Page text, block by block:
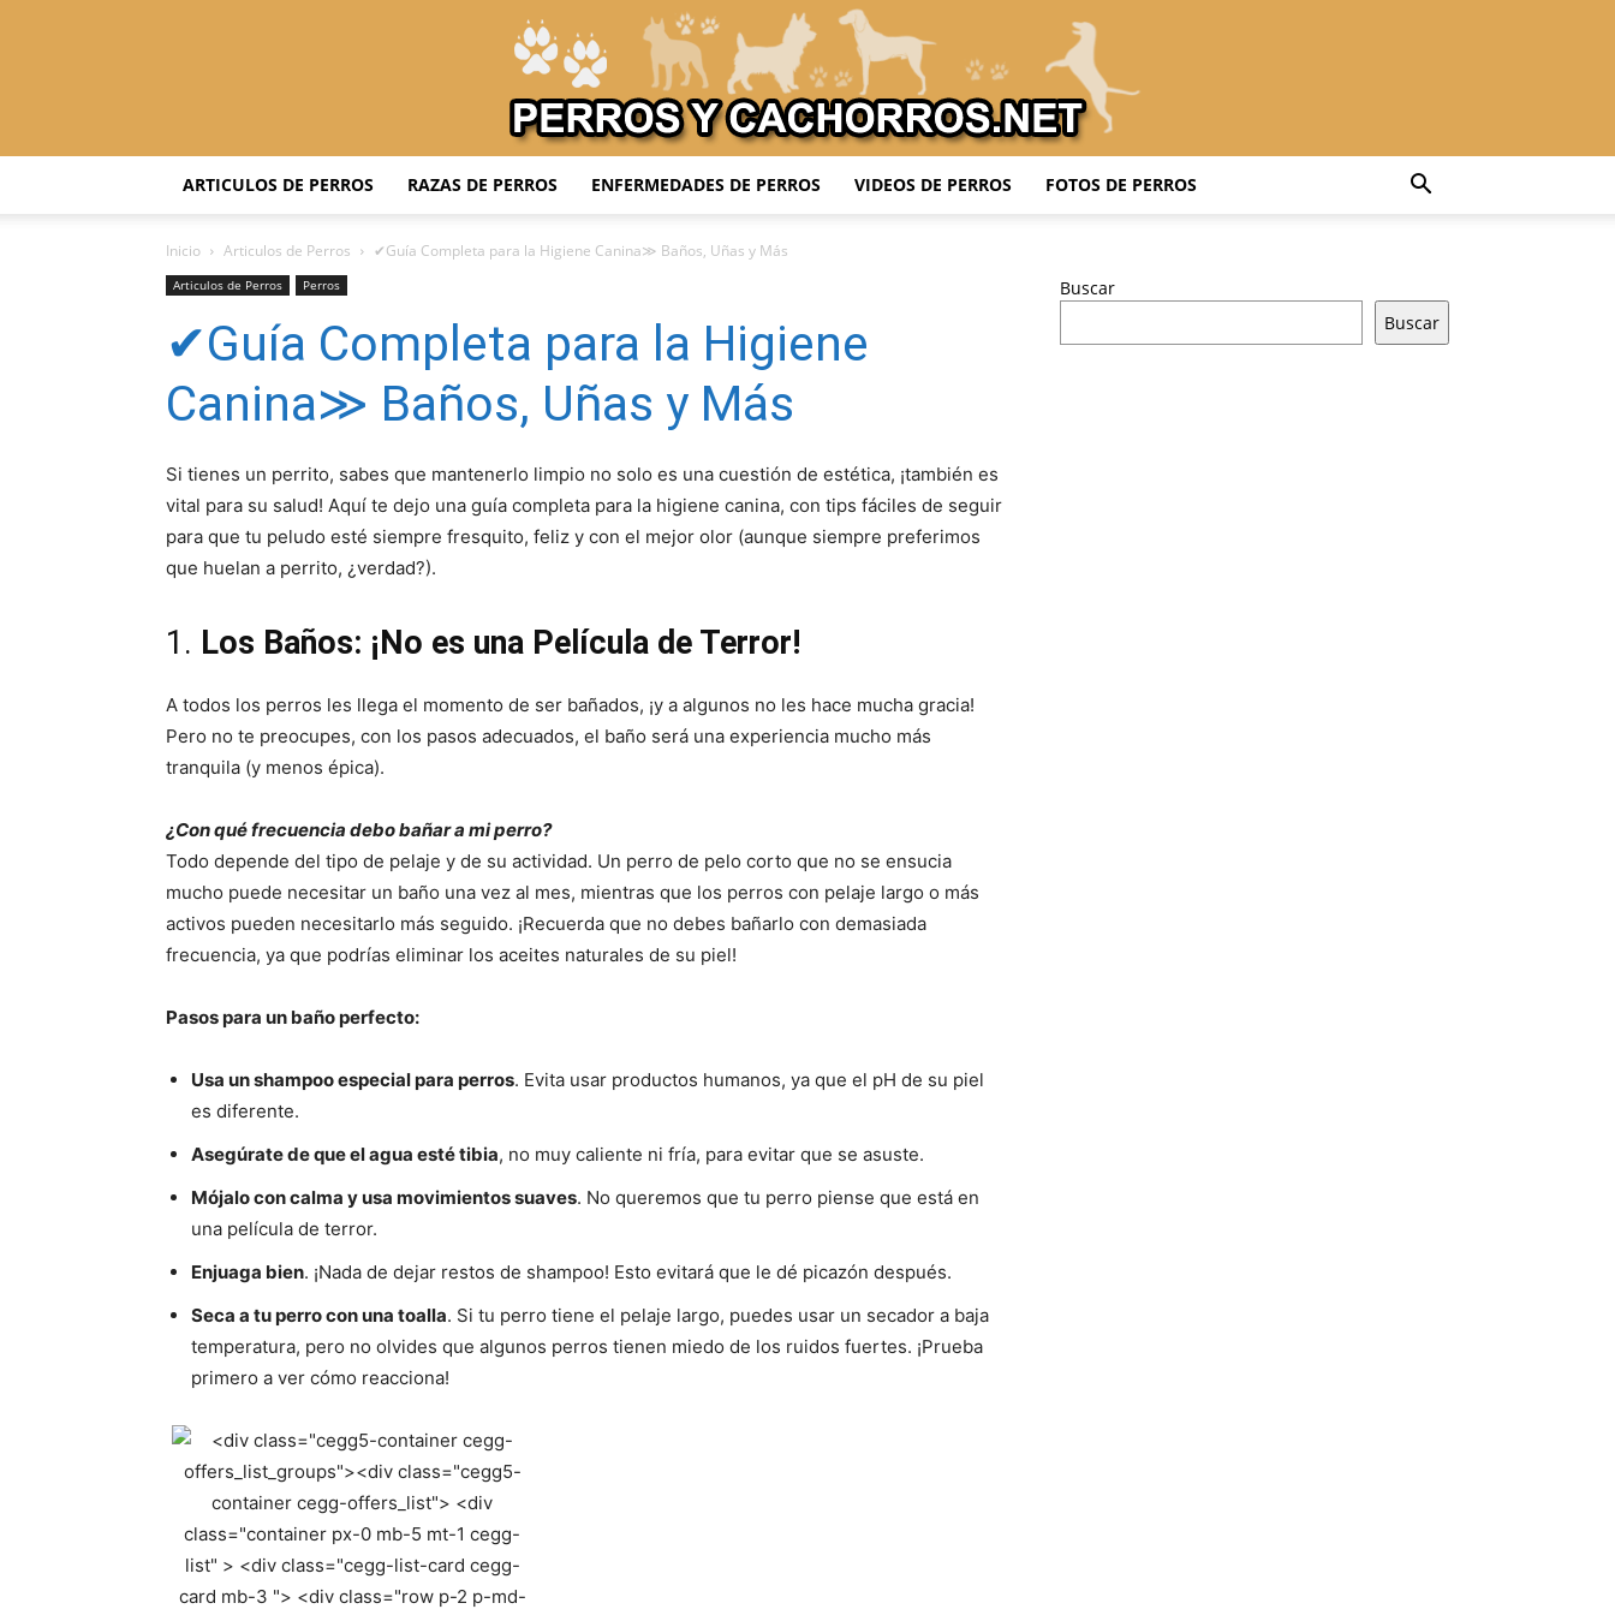
–
Razas
de
–
Fotos
ARTICULOS DE PERROS RAZAS DE PERROS ENFERMEDADES DE PERROS VIDEOS DE PERROS FOTOS DE PERROS
Inicio Articulos de Perros ✔Guía Completa para la Higiene Canina≫ Baños, Uñas y Más
Articulos de Perros Perros
✔Guía Completa para la Higiene
Canina≫ Baños, Uñas y Más
Si tienes un perrito, sabes que mantenerlo limpio no solo es una cuestión de estética, ¡también es
vital para su salud! Aquí te dejo una guía completa para la higiene canina, con tips fáciles de seguir
para que tu peludo esté siempre fresquito, feliz y con el mejor olor (aunque siempre preferimos
que huelan a perrito, ¿verdad?).
1. Los Baños: ¡No es una Película de Terror!
A todos los perros les llega el momento de ser bañados, ¡y a algunos no les hace mucha gracia!
Pero no te preocupes, con los pasos adecuados, el baño será una experiencia mucho más
tranquila (y menos épica).
¿Con qué frecuencia debo bañar a mi perro?
Todo depende del tipo de pelaje y de su actividad. Un perro de pelo corto que no se ensucia
mucho puede necesitar un baño una vez al mes, mientras que los perros con pelaje largo o más
activos pueden necesitarlo más seguido. ¡Recuerda que no debes bañarlo con demasiada
frecuencia, ya que podrías eliminar los aceites naturales de su piel!
Pasos para un baño perfecto:
Usa un shampoo especial para perros. Evita usar productos humanos, ya que el pH de su piel
es diferente.
Asegúrate de que el agua esté tibia, no muy caliente ni fría, para evitar que se asuste.
Mójalo con calma y usa movimientos suaves. No queremos que tu perro piense que está en
una película de terror.
Enjuaga bien. ¡Nada de dejar restos de shampoo! Esto evitará que le dé picazón después.
Seca a tu perro con una toalla. Si tu perro tiene el pelaje largo, puedes usar un secador a baja
temperatura, pero no olvides que algunos perros tienen miedo de los ruidos fuertes. ¡Prueba
primero a ver cómo reacciona!
Buscar
Buscar